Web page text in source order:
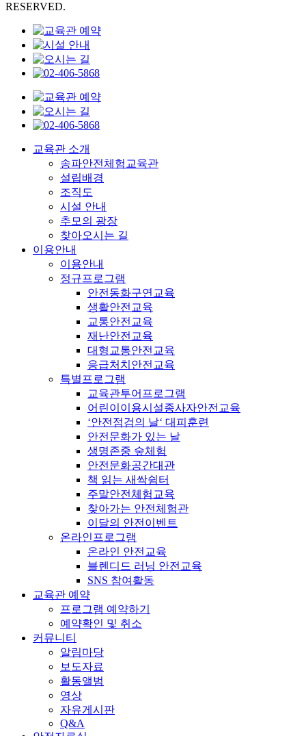
RESERVED.
교육관 소개
송파안전체험교육관
설립배경
조직도
시설 안내
추모의 광장
찾아오시는 길
이용안내
이용안내
정규프로그램
안전동화구연교육
생활안전교육
교통안전교육
재난안전교육
대형교통안전교육
응급처치안전교육
특별프로그램
교육관투어프로그램
어린이이용시설종사자안전교육
‘안전점검의 날‘ 대피훈련
안전문화가 있는 날
생명존중 숲체험
안전문화공간대관
책 읽는 새싹쉼터
주말안전체험교육
찾아가는 안전체험관
이달의 안전이벤트
온라인프로그램
온라인 안전교육
블렌디드 러닝 안전교육
SNS 참여활동
교육관 예약
프로그램 예약하기
예약확인 및 취소
커뮤니티
알림마당
보도자료
활동앨범
영상
자유게시판
Q&A